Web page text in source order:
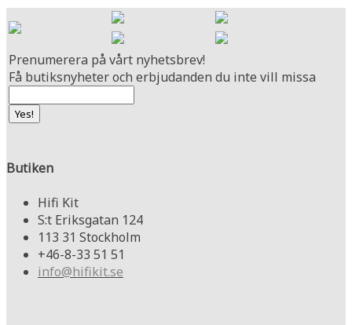
Prenumerera på vårt nyhetsbrev!
Få butiksnyheter och erbjudanden du inte vill missa
Butiken
Hifi Kit
S:t Eriksgatan 124
113 31 Stockholm
+46-8-33 51 51
info@hifikit.se